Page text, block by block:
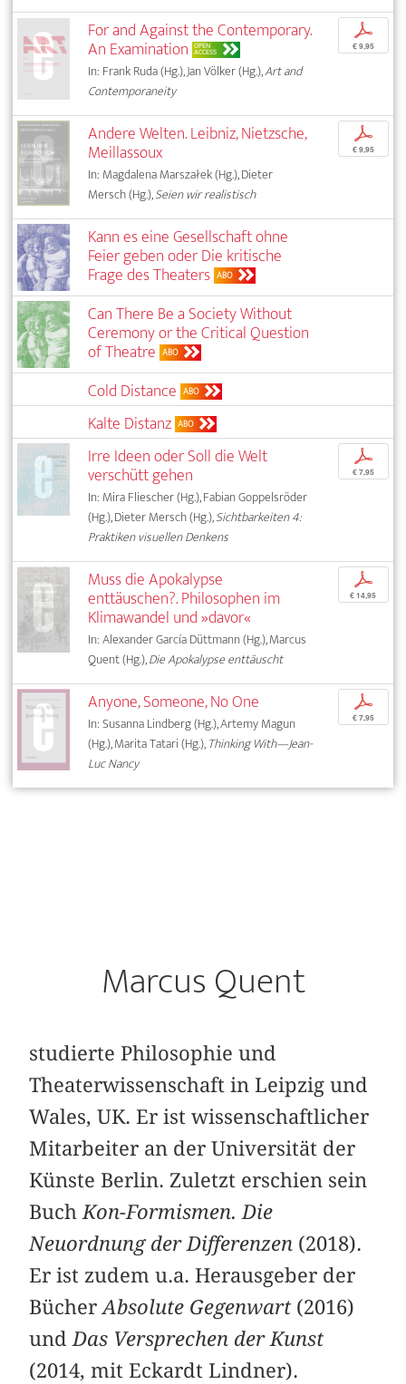
For and Against the Contemporary.
An Examination OPEN
ACCESS
In: Frank Ruda (Hg.), Jan Völker (Hg.),Art and
Contemporaneity
p
€ 9,95
Andere Welten. Leibniz, Nietzsche,
Meillassoux
In: Magdalena Marszałek (Hg.), Dieter
Mersch (Hg.),Seien wir realistisch
p
€ 9,95
Kann es eine Gesellschaft ohne
Feier geben oder Die kritische
Frage des Theaters ABO
Can There Be a Society Without
Ceremony or the Critical Question
of Theatre ABO
Cold Distance ABO
Kalte Distanz ABO
Irre Ideen oder Soll die Welt
verschütt gehen
In: Mira Fliescher (Hg.), Fabian Goppelsröder
(Hg.), Dieter Mersch (Hg.),Sichtbarkeiten 4:
Praktiken visuellen Denkens
p
€ 7,95
Muss die Apokalypse
enttäuschen?. Philosophen im
Klimawandel und »davor«
In: Alexander García Düttmann (Hg.), Marcus
Quent (Hg.),Die Apokalypse enttäuscht
p
€ 14,95
Anyone, Someone, No One
In: Susanna Lindberg (Hg.), Artemy Magun
(Hg.), Marita Tatari (Hg.),Thinking With—Jean-
Luc Nancy
p
€ 7,95
Marcus Quent
studierte Philosophie und
Theaterwissenschaft in Leipzig und
Wales, UK. Er ist wissenschaftlicher
Mitarbeiter an der Universität der
Künste Berlin. Zuletzt erschien sein
Buch Kon-Formismen. Die
Neuordnung der Differenzen (2018).
Er ist zudem u.a. Herausgeber der
BücherAbsolute Gegenwart (2016)
und Das Versprechen der Kunst
(2014, mit Eckardt Lindner).